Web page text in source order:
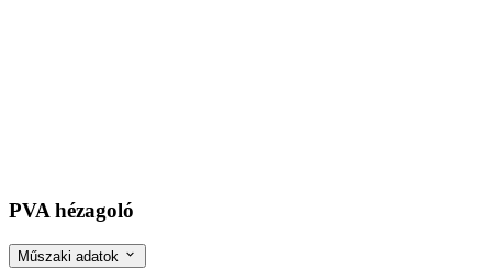
PVA hézagoló
Műszaki adatok